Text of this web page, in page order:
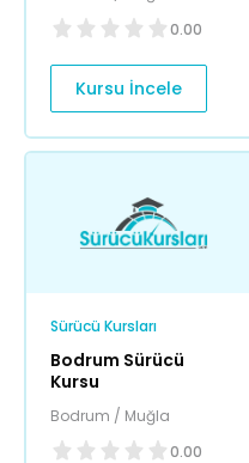
0.00
Kursu İncele
Sürücü Kursları
Bodrum Sürücü
Kursu
Bodrum / Muğla
0.00